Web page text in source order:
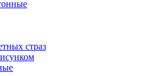
страз